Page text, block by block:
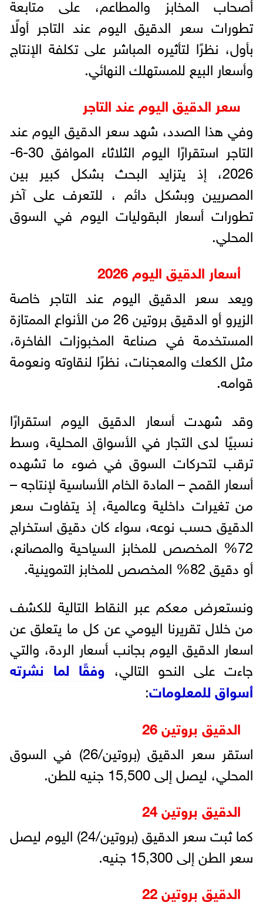
تطورات سعر الدقيق اليوم عند التاجر أولًا
بأول، نظرًا لتأثيره المباشر على تكلفة الإنتاج
وأسعار البيع للمستهلك النهائي.
سعر الدقيق اليوم عند التاجر
وفي هذا الصدد، شهد سعر الدقيق اليوم عند
التاجر استقرارًا اليوم الثلاثاء الموافق 30-6-
2026، إذ يتزايد البحث بشكل كبير بين
المصريين وبشكل دائم ، للتعرف على آخر
تطورات أسعار البقوليات اليوم في السوق
المحلي.
أسعار الدقيق اليوم 2026
ويعد سعر الدقيق اليوم عند التاجر خاصة
الزيرو أو الدقيق بروتين 26 من الأنواع الممتازة
المستخدمة في صناعة المخبوزات الفاخرة،
مثل الكعك والمعجنات، نظرًا لنقاوته ونعومة
قوامه.
وقد شهدت أسعار الدقيق اليوم استقرارًا
نسبيًا لدى التجار في الأسواق المحلية، وسط
ترقب لتحركات السوق في ضوء ما تشهده
أسعار القمح – المادة الخام الأساسية لإنتاجه –
من تغيرات داخلية وعالمية، إذ يتفاوت سعر
الدقيق حسب نوعه، سواء كان دقيق استخراج
72% المخصص للمخابز السياحية والمصانع،
أو دقيق 82% المخصص للمخابز التموينية.
ونستعرض معكم عبر النقاط التالية للكشف
من خلال تقريرنا اليومي عن كل ما يتعلق عن
اسعار الدقيق اليوم بجانب أسعار الردة، والتي
جاءت على النحو التالي، وفقًا لما نشرته
أسواق للمعلومات:
الدقيق بروتين 26
استقر سعر الدقيق (بروتين/26) في السوق
المحلي، ليصل إلى 15,500 جنيه للطن.
الدقيق بروتين 24
كما ثبت سعر الدقيق (بروتين/24) اليوم ليصل
سعر الطن إلى 15,300 جنيه.
الدقيق بروتين 22